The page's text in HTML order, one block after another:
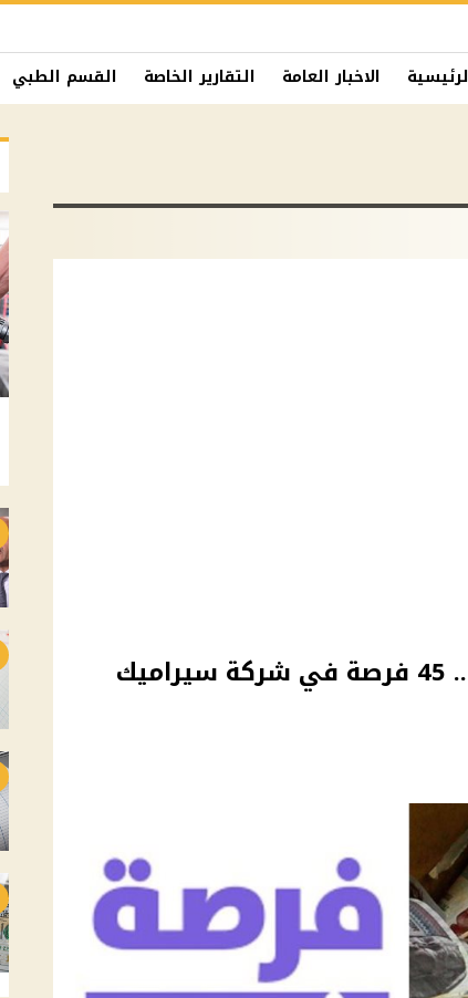
الاخبار العامة التقارير الخاصة القسم الطبي
وظائف وزارة العمل 2026.. 45 فرصة في شركة سيراميك